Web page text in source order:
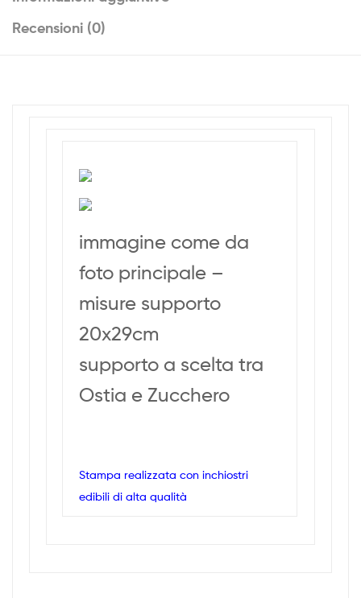
Recensioni (0)
immagine come da
foto principale –
misure supporto
20x29cm
supporto a scelta tra
Ostia e Zucchero
Stampa realizzata con inchiostri
edibili di alta qualità